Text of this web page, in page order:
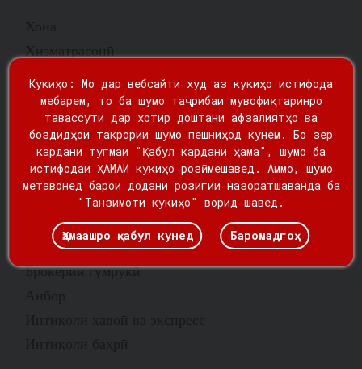
Хизматрасонӣ
Хабарҳо
Қуттиҳои интиқол
Бо мо тамос гиред
Хизматрасонӣ
Боркашонии дохилӣ
Роҳи ҳалли занҷираи таъминот
Брокерии гумрукӣ
Кукиҳо: Мо дар вебсайти худ аз кукиҳо истифода
мебарем, то ба шумо таҷрибаи мувофиқтаринро
тавассути дар хотир доштани афзалиятҳо ва
боздидҳои такрории шумо пешниҳод кунем. Бо зер
кардани тугмаи "Қабул кардани ҳама", шумо ба
истифодаи ҲАМАИ кукиҳо розӣ мешавед. Аммо, шумо
метавонед барои додани розигии назоратшаванда ба
"Танзимоти кукиҳо" ворид шавед.
Ҳамаашро қабул кунед Баромадгоҳ